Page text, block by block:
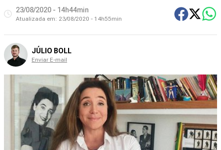
23/08/2020 - 14h44min
Atualizada em: 23/08/2020 - 14h55min
JÚLIO BOLL
Enviar E-mail